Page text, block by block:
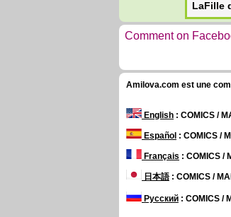
LaFille
Comment on
Amilova.com est une
English : COMICS /
Español : COMICS /
Français : COMICS /
日本語: COMICS /
Русский : COMICS /